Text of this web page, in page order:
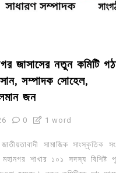
জাসাসের নতুন কমিটি
সম্পাদক সোহেল,
জন
0 1 word
সামাজিক সাংস্কৃতিক
শাখার ১০১ সদস্য বিশিষ্ট